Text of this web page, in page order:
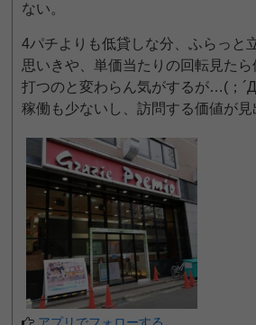
ない。
4パチよりも低貸しな分、ふらっと
思いきや、単価当たりの回転見た
打つのと変わらん気がするが…(；
稼働も少ないし、訪問する価値が
アプリでフォローする